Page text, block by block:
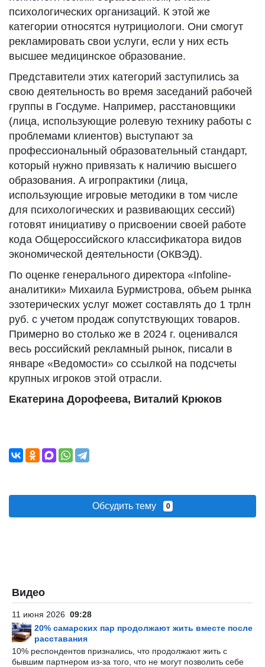
психологических организаций. К этой же
категории относятся нутрициологи. Они смогут
рекламировать свои услуги, если у них есть
высшее медицинское образование.
Представители этих категорий заступились за
свою деятельность во время заседаний рабочей
группы в Госдуме. Например, расстановщики
(лица, использующие ролевую технику работы с
проблемами клиентов) выступают за
профессиональный образовательный стандарт,
который нужно привязать к наличию высшего
образования. А игропрактики (лица,
использующие игровые методики в том числе
для психологических и развивающих сессий)
готовят инициативу о присвоении своей работе
кода Общероссийского классификатора видов
экономической деятельности (ОКВЭД).
По оценке генерального директора «Infoline-
аналитики» Михаила Бурмистрова, объем рынка
эзотерических услуг может составлять до 1 трлн
руб. с учетом продаж сопутствующих товаров.
Примерно во столько же в 2024 г. оценивался
весь российский рекламный рынок, писали в
январе «Ведомости» со ссылкой на подсчеты
крупных игроков этой отрасли.
Екатерина Дорофеева, Виталий Крюков
Обсудить тему 0
Видео
11 июня 2026 09:28
20% самарских пар продолжают жить вместе после
расставания
10% респондентов признались, что продолжают жить с
бывшим партнером из-за того, что не могут позволить себе